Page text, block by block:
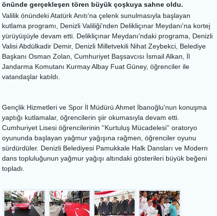
önünde gerçekleşen tören büyük çoşkuya sahne oldu.
Valilik önündeki Atatürk Anıtı'na çelenk sunulmasıyla başlayan
kutlama programı, Denizli Valiliği'nden Delikliçınar Meydanı'na kortej
yürüyüşüyle devam etti. Delikliçınar Meydanı'ndaki programa, Denizli
Valisi Abdülkadir Demir, Denizli Milletvekili Nihat Zeybekci, Belediye
Başkanı Osman Zolan, Cumhuriyet Başsavcısı İsmail Alkan, İl
Jandarma Komutanı Kurmay Albay Fuat Güney, öğrenciler ile
vatandaşlar katıldı.
Gençlik Hizmetleri ve Spor İl Müdürü Ahmet İbanoğlu'nun konuşma
yaptığı kutlamalar, öğrencilerin şiir okumasıyla devam etti.
Cumhuriyet Lisesi öğrencilerinin ''Kurtuluş Mücadelesi'' oratoryo
oyununda başlayan yağmur yağışına rağmen, öğrenciler oyunu
sürdürdüler. Denizli Belediyesi Pamukkale Halk Dansları ve Modern
dans topluluğunun yağmur yağışı altındaki gösterileri büyük beğeni
topladı.